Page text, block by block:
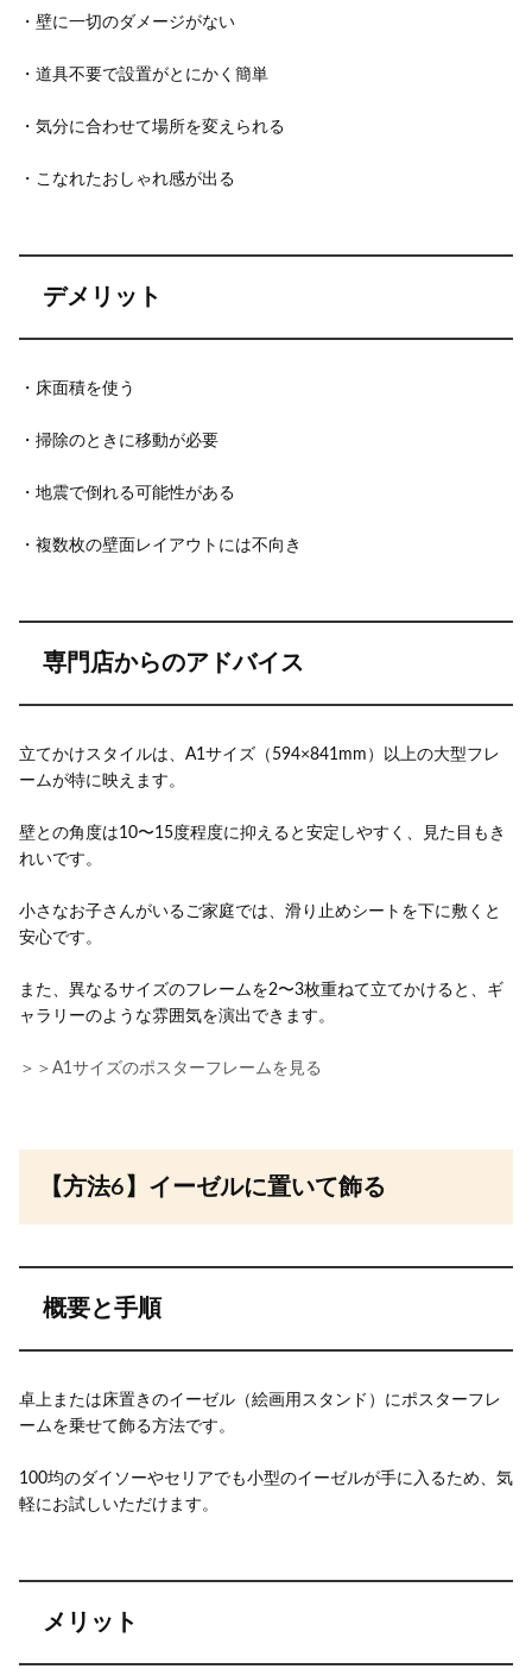
・壁に一切のダメージがない
・道具不要で設置がとにかく簡単
・気分に合わせて場所を変えられる
・こなれたおしゃれ感が出る
デメリット
・床面積を使う
・掃除のときに移動が必要
・地震で倒れる可能性がある
・複数枚の壁面レイアウトには不向き
専門店からのアドバイス
立てかけスタイルは、A1サイズ（594×841mm）以上の大型フレ
ームが特に映えます。
壁との角度は10〜15度程度に抑えると安定しやすく、見た目もき
れいです。
小さなお子さんがいるご家庭では、滑り止めシートを下に敷くと
安心です。
また、異なるサイズのフレームを2〜3枚重ねて立てかけると、ギ
ャラリーのような雰囲気を演出できます。
＞＞A1サイズのポスターフレームを見る
【方法6】イーゼルに置いて飾る
概要と手順
卓上または床置きのイーゼル（絵画用スタンド）にポスターフレ
ームを乗せて飾る方法です。
100均のダイソーやセリアでも小型のイーゼルが手に入るため、気
軽にお試しいただけます。
メリット